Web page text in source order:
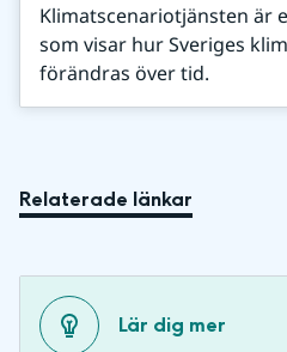
Klimatscenariotjänsten är
som visar hur Sveriges
förändras över tid.
Relaterade länkar
Lär dig mer